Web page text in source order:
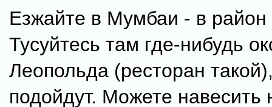
Езжайте в Мумбаи - в район
Тусуйтесь там где-нибудь
Леопольда (ресторан
подойдут. Можете навесить